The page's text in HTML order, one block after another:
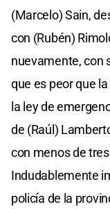
(Marcelo) Sain,
con (Rubén)
nuevamente, con
que es peor que
la ley de
de (Raúl)
con menos de
Indudablemente
policía de la